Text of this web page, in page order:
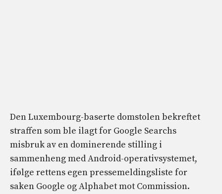
Den Luxembourg-baserte domstolen bekreftet
straffen som ble ilagt for Google Searchs
misbruk av en dominerende stilling i
sammenheng med Android-operativsystemet,
ifølge rettens egen pressemeldingsliste for
saken Google og Alphabet mot Commission.